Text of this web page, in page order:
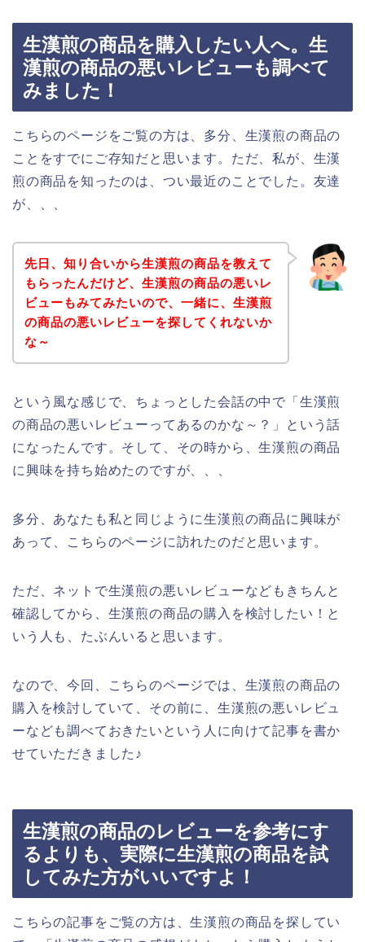
生漢煎の商品を購入したい人へ。生
漢煎の商品の悪いレビューも調べて
みました！
こちらのページをご覧の方は、多分、生漢煎の商品の
ことをすでにご存知だと思います。ただ、私が、生漢
煎の商品を知ったのは、つい最近のことでした。友達
が、、、
先日、知り合いから生漢煎の商品を教えて
もらったんだけど、生漢煎の商品の悪いレ
ビューもみてみたいので、一緒に、生漢煎
の商品の悪いレビューを探してくれないか
な～
という風な感じで、ちょっとした会話の中で「生漢煎
の商品の悪いレビューってあるのかな～？」という話
になったんです。そして、その時から、生漢煎の商品
に興味を持ち始めたのですが、、、
多分、あなたも私と同じように生漢煎の商品に興味が
あって、こちらのページに訪れたのだと思います。
ただ、ネットで生漢煎の悪いレビューなどもきちんと
確認してから、生漢煎の商品の購入を検討したい！と
いう人も、たぶんいると思います。
なので、今回、こちらのページでは、生漢煎の商品の
購入を検討していて、その前に、生漢煎の悪いレビュ
ーなども調べておきたいという人に向けて記事を書か
せていただきました♪
生漢煎の商品のレビューを参考にす
るよりも、実際に生漢煎の商品を試
してみた方がいいですよ！
こちらの記事をご覧の方は、生漢煎の商品を探してい